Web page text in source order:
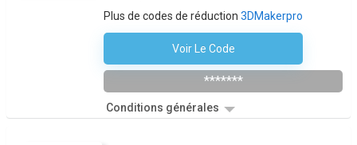
Plus de codes de réduction 3DMakerpro
Voir Le Code
*******
Conditions générales